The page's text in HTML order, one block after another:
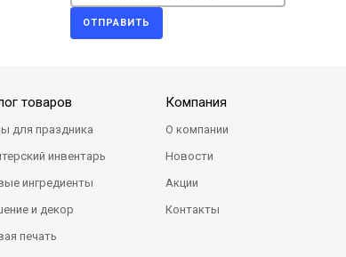
ОТПРАВИТЬ
товаров
для праздника
инвентарь
ингредиенты
и декор
печать
Компания
О компании
Новости
Акции
Контакты